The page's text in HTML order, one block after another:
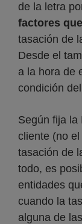
de la letra
factores
tasación de
Desde el
a la hora de
condición
Según fija la
cliente (no
tasación de
todo, es
entidades
cuando la
alguna de